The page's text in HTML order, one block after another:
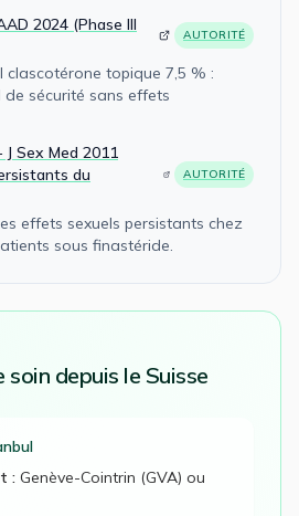
2024 (Phase III
AUTORITÉ
clascotérone topique 7,5 % :
sécurité sans effets
Sex Med 2011
du
AUTORITÉ
effets sexuels persistants chez
sous finastéride.
soin depuis le Suisse
: Genève-Cointrin (GVA) ou